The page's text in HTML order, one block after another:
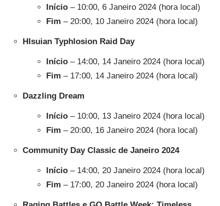
Início– 10:00, 6 Janeiro 2024 (hora local)
Fim – 20:00, 10 Janeiro 2024 (hora local)
HIsuian Typhlosion Raid Day
Início– 14:00, 14 Janeiro 2024 (hora local)
Fim – 17:00, 14 Janeiro 2024 (hora local)
Dazzling Dream
Início– 10:00, 13 Janeiro 2024 (hora local)
Fim – 20:00, 16 Janeiro 2024 (hora local)
Community Day Classic de Janeiro 2024
Início– 14:00, 20 Janeiro 2024 (hora local)
Fim – 17:00, 20 Janeiro 2024 (hora local)